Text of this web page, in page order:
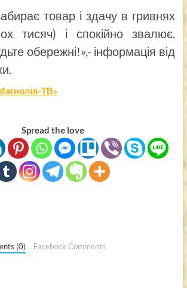
товар і здачу в гривнях
тисяч) і спокійно звалює.
обережні!»,- інформація від
ТВ»
Spread the love
(0) Facebook Comments